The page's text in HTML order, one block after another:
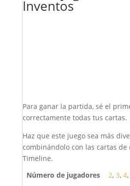
Inventos
Para ganar la partida, sé el
correctamente todas tus cartas.
Haz que este juego sea más
combinándolo con las cartas de
Timeline.
Número de jugadores
2, 3, 4,